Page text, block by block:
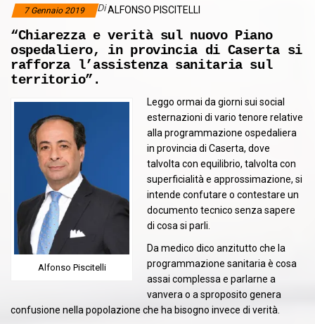
7 Gennaio 2019 DiALFONSO PISCITELLI
“Chiarezza e verità sul nuovo Piano
ospedaliero, in provincia di Caserta si
rafforza l’assistenza sanitaria sul
territorio”.
Alfonso Piscitelli
Leggo ormai da giorni sui social
esternazioni di vario tenore relative
alla programmazione ospedaliera
in provincia di Caserta, dove
talvolta con equilibrio, talvolta con
superficialità e approssimazione, si
intende confutare o contestare un
documento tecnico senza sapere
di cosa si parli.
Da medico dico anzitutto che la
programmazione sanitaria è cosa
assai complessa e parlarne a
vanvera o a sproposito genera
confusione nella popolazione che ha bisogno invece di verità.